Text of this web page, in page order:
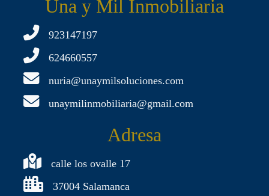
Una y Mil Inmobiliaria
923147197
624660557
nuria@unaymilsoluciones.com
unaymilinmobiliaria@gmail.com
Adresa
calle los ovalle 17
37004 Salamanca